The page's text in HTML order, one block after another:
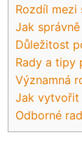
Rozdíl mezi
Jak
Důležitost
Rady a tipy
Významná
Jak vytvořit
Odborné